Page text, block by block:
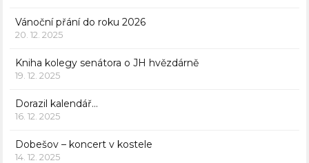
Vánoční přání do roku 2026
20. 12. 2025
Kniha kolegy senátora o JH hvězdárně
19. 12. 2025
Dorazil kalendář…
16. 12. 2025
Dobešov – koncert v kostele
14. 12. 2025